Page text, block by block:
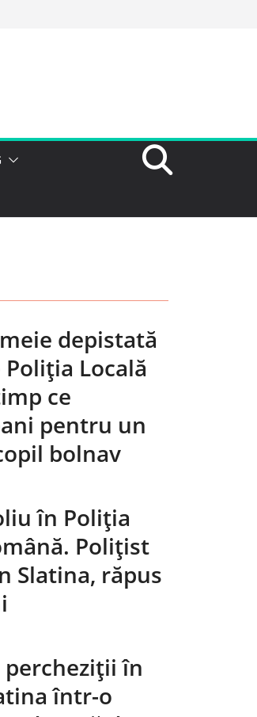
depistată
Poliția Locală
ce
pentru un
bolnav
în Poliția
Polițist
Slatina, răpus
percheziții în
într-o